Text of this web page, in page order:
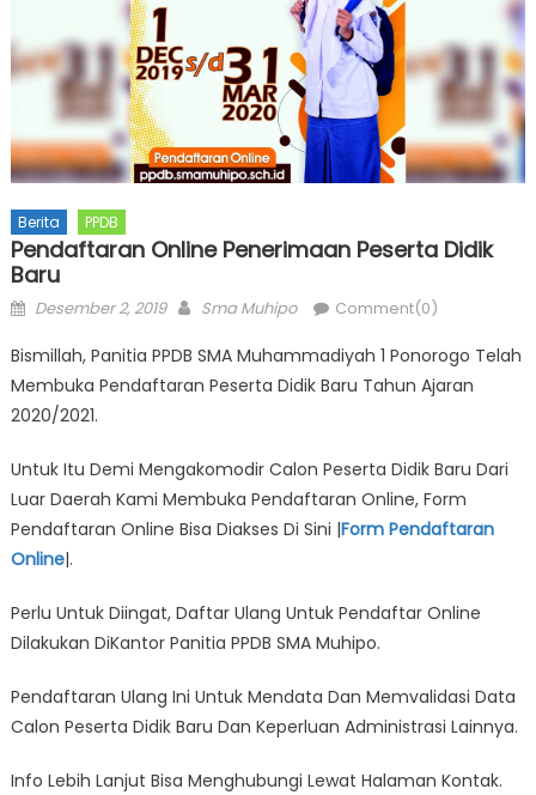
Berita PPDB
Pendaftaran Online Penerimaan Peserta Didik
Baru
Posted
Desember 2, 2019 Author
Sma Muhipo Comment(0)
Bismillah, Panitia PPDB SMA Muhammadiyah 1 Ponorogo Telah
Membuka Pendaftaran Peserta Didik Baru Tahun Ajaran
2020/2021.
Untuk Itu Demi Mengakomodir Calon Peserta Didik Baru Dari
Luar Daerah Kami Membuka Pendaftaran Online, Form
Pendaftaran Online Bisa Diakses Di Sini |Form Pendaftaran
Online|.
Perlu Untuk Diingat, Daftar Ulang Untuk Pendaftar Online
Dilakukan DiKantor Panitia PPDB SMA Muhipo.
Pendaftaran Ulang Ini Untuk Mendata Dan Memvalidasi Data
Calon Peserta Didik Baru Dan Keperluan Administrasi Lainnya.
Info Lebih Lanjut Bisa Menghubungi Lewat Halaman Kontak.